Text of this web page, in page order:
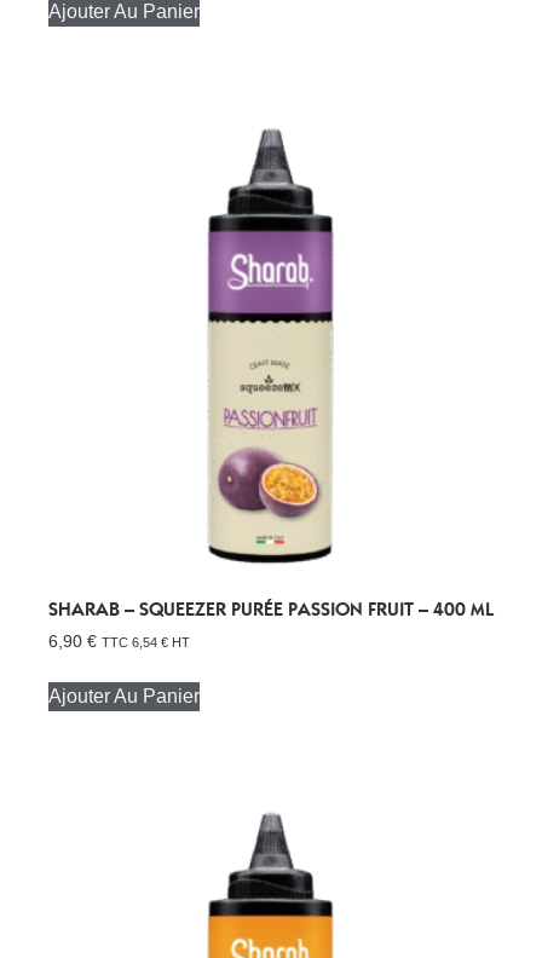
Ajouter Au Panier
SHARAB – SQUEEZER PURÉE PASSION FRUIT – 400 ML
6,90 € TTC 6,54 € HT
Ajouter Au Panier